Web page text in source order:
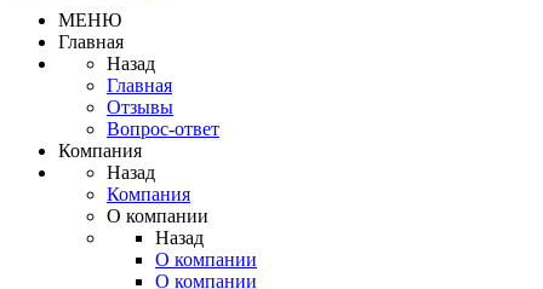
МЕНЮ
Главная
Назад
Главная
Отзывы
Вопрос-ответ
Компания
Назад
Компания
О компании
Назад
О компании
О компании